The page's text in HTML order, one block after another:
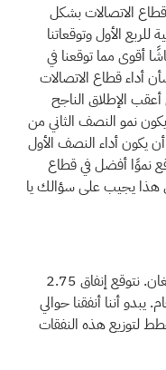
الاتصالات بشكل
الأول وتوقعاتنا
أقوى مما توقعنا في
أداء قطاع الاتصالات
أعقب الإطلاق الناجح
يكون نمو النصف الثاني من
يكون أداء النصف الأول
نموًا أفضل في قطاع
هذا يجيب على سؤالك يا
نعم، شكرًا. سأوجه لكِ السؤال التالي يا ميغان. نتوقع إنفاق 2.75
يبدو أننا أنفقنا حوالي
لتوزيع هذه النفقات